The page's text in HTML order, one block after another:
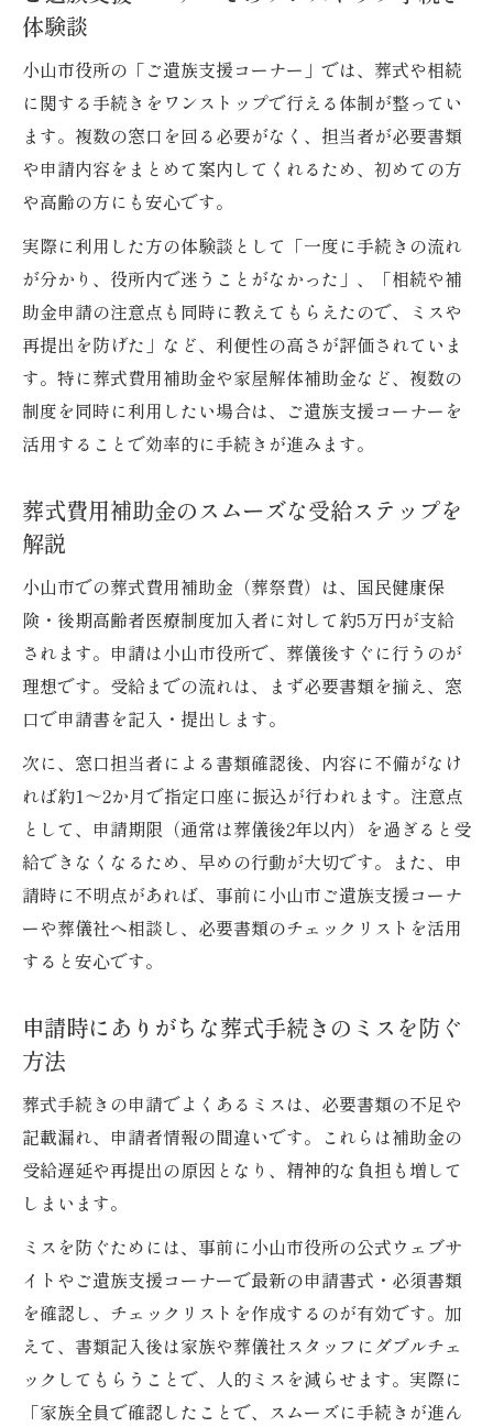
体験談
小山市役所の「ご遺族支援コーナー」では、葬式や相続
に関する手続きをワンストップで行える体制が整ってい
ます。複数の窓口を回る必要がなく、担当者が必要書類
や申請内容をまとめて案内してくれるため、初めての方
や高齢の方にも安心です。
実際に利用した方の体験談として「一度に手続きの流れ
が分かり、役所内で迷うことがなかった」、「相続や補
助金申請の注意点も同時に教えてもらえたので、ミスや
再提出を防げた」など、利便性の高さが評価されていま
す。特に葬式費用補助金や家屋解体補助金など、複数の
制度を同時に利用したい場合は、ご遺族支援コーナーを
活用することで効率的に手続きが進みます。
葬式費用補助金のスムーズな受給ステップを
解説
小山市での葬式費用補助金（葬祭費）は、国民健康保
険・後期高齢者医療制度加入者に対して約5万円が支給
されます。申請は小山市役所で、葬儀後すぐに行うのが
理想です。受給までの流れは、まず必要書類を揃え、窓
口で申請書を記入・提出します。
次に、窓口担当者による書類確認後、内容に不備がなけ
れば約1～2か月で指定口座に振込が行われます。注意点
として、申請期限（通常は葬儀後2年以内）を過ぎると受
給できなくなるため、早めの行動が大切です。また、申
請時に不明点があれば、事前に小山市ご遺族支援コーナ
ーや葬儀社へ相談し、必要書類のチェックリストを活用
すると安心です。
申請時にありがちな葬式手続きのミスを防ぐ
方法
葬式手続きの申請でよくあるミスは、必要書類の不足や
記載漏れ、申請者情報の間違いです。これらは補助金の
受給遅延や再提出の原因となり、精神的な負担も増して
しまいます。
ミスを防ぐためには、事前に小山市役所の公式ウェブサ
イトやご遺族支援コーナーで最新の申請書式・必須書類
を確認し、チェックリストを作成するのが有効です。加
えて、書類記入後は家族や葬儀社スタッフにダブルチェ
ックしてもらうことで、人的ミスを減らせます。実際に
「家族全員で確認したことで、スムーズに手続きが進ん